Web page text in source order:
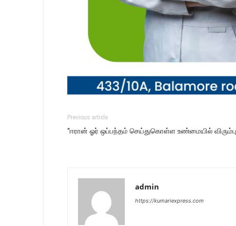
Previous article
“ஈரான் ஓர் ஒப்பந்தம் செய்துகொள்ள உண்மையில்
admin
https://kumariexpress.com